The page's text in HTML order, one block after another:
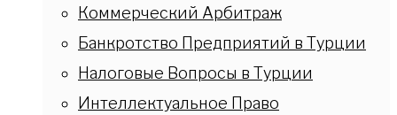
Коммерческий Арбитраж
Банкротство Предприятий в Турции
Налоговые Вопросы в Турции
Интеллектуальное Право